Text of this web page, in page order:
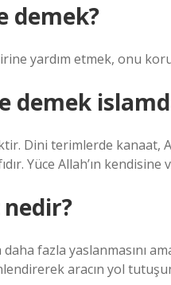
demek?
yardım etmek, onu
demek
Dini terimlerde kanaat,
Yüce Allah’ın
daha fazla yaslanmasını
aracın yol